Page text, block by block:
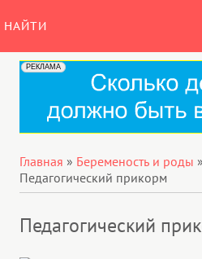
НАЙТИ
Главная » Беременость и роды »
Педагогический прикорм
Педагогический